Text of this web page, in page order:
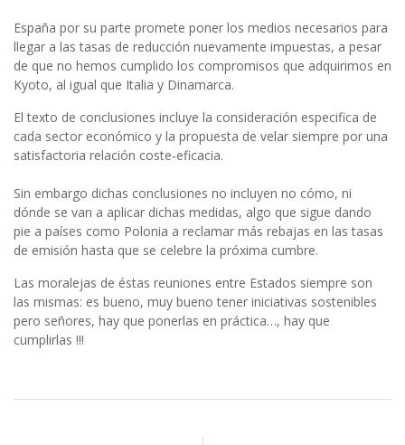
España por su parte promete poner los medios necesarios para
llegar a las tasas de reducción nuevamente impuestas, a pesar
de que no hemos cumplido los compromisos que adquirimos en
Kyoto, al igual que Italia y Dinamarca.
El texto de conclusiones incluye la consideración especifica de
cada sector económico y la propuesta de velar siempre por una
satisfactoria relación coste-eficacia.
Sin embargo dichas conclusiones no incluyen no cómo, ni
dónde se van a aplicar dichas medidas, algo que sigue dando
pie a países como Polonia a reclamar más rebajas en las tasas
de emisión hasta que se celebre la próxima cumbre.
Las moralejas de éstas reuniones entre Estados siempre son
las mismas: es bueno, muy bueno tener iniciativas sostenibles
pero señores, hay que ponerlas en práctica…, hay que
cumplirlas !!!